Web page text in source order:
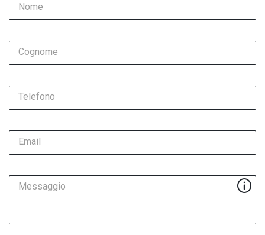
Nome
Cognome
Telefono
Email
Messaggio